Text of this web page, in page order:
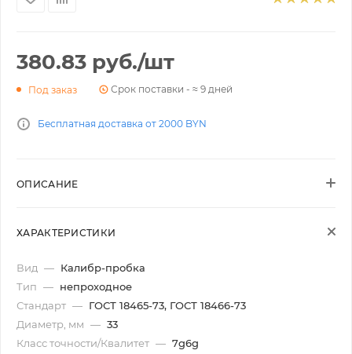
380.83 руб./шт
Под заказ Срок поставки - ≈ 9 дней
Бесплатная доставка от 2000 BYN
ОПИСАНИЕ
ХАРАКТЕРИСТИКИ
Вид — Калибр-пробка
Тип — непроходное
Стандарт — ГОСТ 18465-73, ГОСТ 18466-73
Диаметр, мм — 33
Класс точности/Квалитет — 7g6g